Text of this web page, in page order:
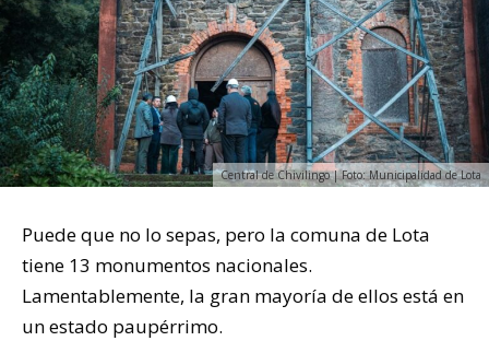
Central de Chivilingo | Foto: Municipalidad de Lota
Puede que no lo sepas, pero la comuna de Lota
tiene 13 monumentos nacionales.
Lamentablemente, la gran mayoría de ellos está en
un estado paupérrimo.